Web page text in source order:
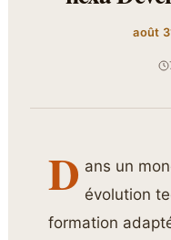
août
D ans un
évolution
formation